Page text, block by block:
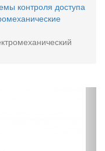
контроля доступа